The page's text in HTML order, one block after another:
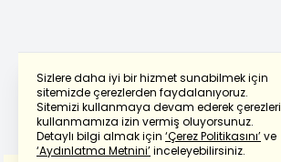
Sizlere daha iyi bir hizmet sunabilmek için
sitemizde çerezlerden faydalanıyoruz.
Sitemizi kullanmaya devam ederek çerezleri
kullanmamıza izin vermiş oluyorsunuz.
Detaylı bilgi almak için ‘Çerez Politikasını’ve
‘Aydınlatma Metnini’inceleyebilirsiniz.
Powered by Translate